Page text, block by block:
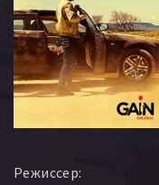
Режиссер: